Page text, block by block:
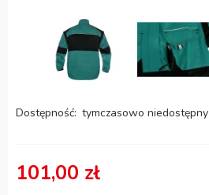
Dostępność: tymczasowo niedostępny
101,00 zł